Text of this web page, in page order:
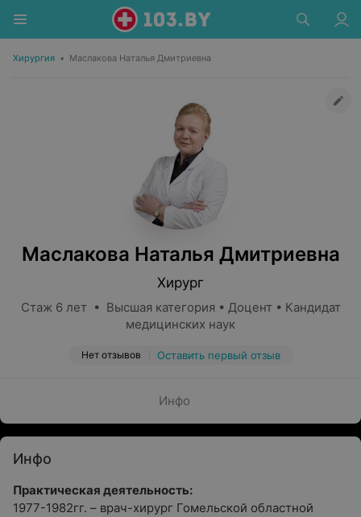
Хирургия • Маслакова Наталья Дмитриевна
Маслакова Наталья Дмитриевна
Хирург
Стаж 6 лет • Высшая категория • Доцент • Кандидат
медицинских наук
Нет отзывов Оставить первый отзыв
Инфо
Инфо
Практическая деятельность:
1977-1982гг. – врач-хирург Гомельской областной